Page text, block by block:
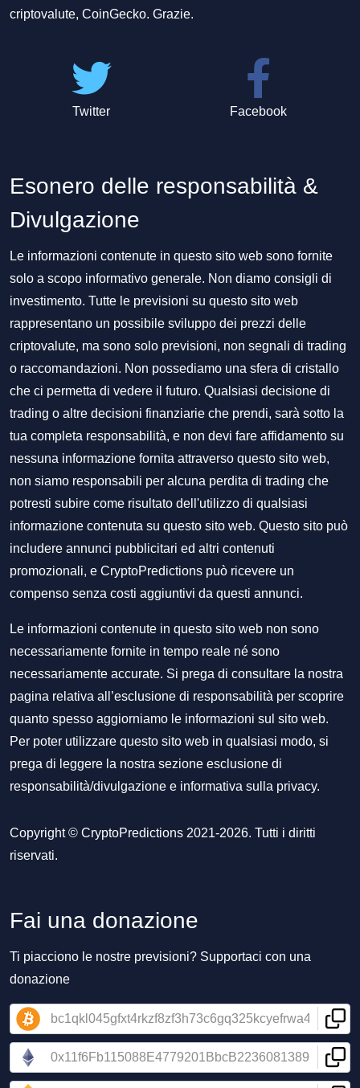
criptovalute, CoinGecko. Grazie.
Twitter Facebook
Esonero delle responsabilità &
Divulgazione
Le informazioni contenute in questo sito web sono fornite
solo a scopo informativo generale. Non diamo consigli di
investimento. Tutte le previsioni su questo sito web
rappresentano un possibile sviluppo dei prezzi delle
criptovalute, ma sono solo previsioni, non segnali di trading
o raccomandazioni. Non possediamo una sfera di cristallo
che ci permetta di vedere il futuro. Qualsiasi decisione di
trading o altre decisioni finanziarie che prendi, sarà sotto la
tua completa responsabilità, e non devi fare affidamento su
nessuna informazione fornita attraverso questo sito web,
non siamo responsabili per alcuna perdita di trading che
potresti subire come risultato dell'utilizzo di qualsiasi
informazione contenuta su questo sito web. Questo sito può
includere annunci pubblicitari ed altri contenuti
promozionali, e CryptoPredictions può ricevere un
compenso senza costi aggiuntivi da questi annunci.
Le informazioni contenute in questo sito web non sono
necessariamente fornite in tempo reale né sono
necessariamente accurate. Si prega di consultare la nostra
pagina relativa all’esclusione di responsabilità per scoprire
quanto spesso aggiorniamo le informazioni sul sito web.
Per poter utilizzare questo sito web in qualsiasi modo, si
prega di leggere la nostra sezione esclusione di
responsabilità/divulgazione e informativa sulla privacy.
Copyright © CryptoPredictions 2021-2026. Tutti i diritti
riservati.
Fai una donazione
Ti piacciono le nostre previsioni? Supportaci con una
donazione